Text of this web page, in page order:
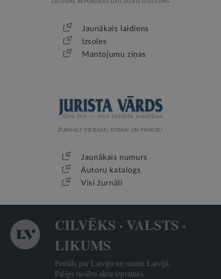
LATVIJAS REPUBLIKAS OFICIĀLAIS IZDEVUMS
Jaunākais laidiens
Izsoles
Mantojumu ziņas
ŽURNĀLS TIESISKAI DOMAI UN PRAKSEI
Jaunākais numurs
Autoru katalogs
Visi žurnāli
CILVĒKS · VALSTS ·
LIKUMS
Portāls par Latviju un mums Latvijā.
Palīgs tiesību aktu izpratnei.